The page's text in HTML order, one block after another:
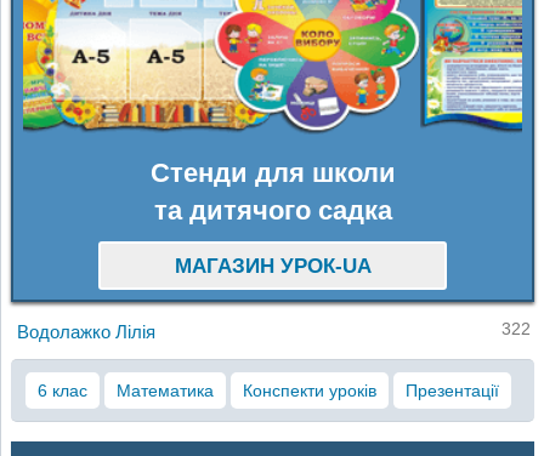
Стенди для школи
та дитячого садка
МАГАЗИН УРОК-UA
Водолажко Лілія 322
6 клас Математика Конспекти уроків Презентації